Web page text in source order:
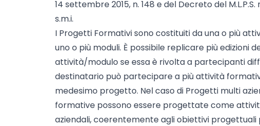
14 settembre 2015, n. 148 e del Decreto del
s.m.i.
I Progetti Formativi sono costituiti da una o più
uno o più moduli. È possibile replicare più edizioni
attività/modulo se essa è rivolta a partecipanti
destinatario può partecipare a più attività
medesimo progetto. Nel caso di Progetti multi
formative possono essere progettate come
aziendali, coerentemente agli obiettivi progettuali